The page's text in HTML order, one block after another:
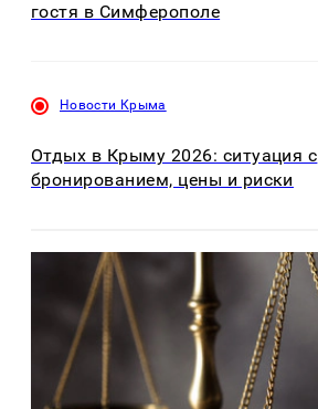
гостя в Симферополе
Новости Крыма
Отдых в Крыму 2026: ситуация с
бронированием, цены и риски